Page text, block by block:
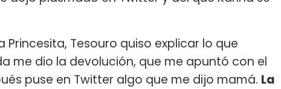
Tesouro quiso explicar lo que
me dio la devolución, que me apuntó con el
puse en Twitter algo que me dijo mamá. La